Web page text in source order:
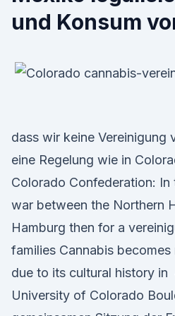
und Konsum
dass wir keine Vereinigung
eine Regelung wie in
Colorado Confederation:
war between the Northern
Hamburg then for a
families Cannabis
due to its cultural history in
University of Colorado